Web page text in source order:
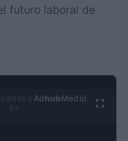
Ad hubMedia